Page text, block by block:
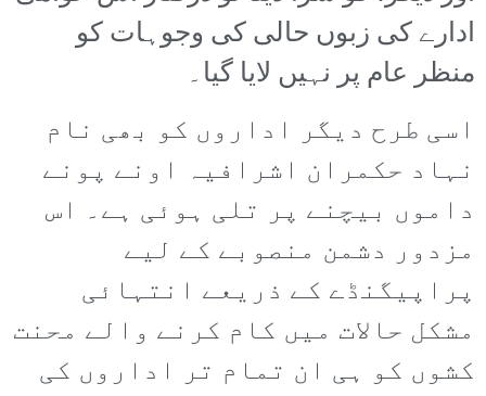
ادارے کی زبوں حالی کی وجوہات کو
منظر عام پر نہیں لایا گیا۔
اسی طرح دیگر اداروں کو بھی نام
نہاد حکمران اشرافیہ اونے پونے
داموں بیچنے پر تلی ہوئی ہے۔ اس
مزدور دشمن منصوبے کے لیے
پراپیگنڈے کے ذریعے انتہائی
مشکل حالات میں کام کرنے والے محنت
کشوں کو ہی ان تمام تر اداروں کی